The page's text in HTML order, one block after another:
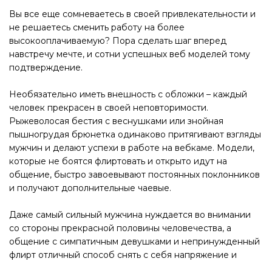
Вы все еще сомневаетесь в своей привлекательности и
не решаетесь сменить работу на более
высокооплачиваемую? Пора сделать шаг вперед
навстречу мечте, и сотни успешных веб моделей тому
подтверждение.
Необязательно иметь внешность с обложки – каждый
человек прекрасен в своей неповторимости.
Рыжеволосая бестия с веснушками или знойная
пышногрудая брюнетка одинаково притягивают взгляды
мужчин и делают успехи в работе на вебкаме. Модели,
которые не боятся флиртовать и открыто идут на
общение, быстро завоевывают постоянных поклонников
и получают дополнительные чаевые.
Даже самый сильный мужчина нуждается во внимании
со стороны прекрасной половины человечества, а
общение с симпатичным девушками и непринужденный
флирт отличный способ снять с себя напряжение и